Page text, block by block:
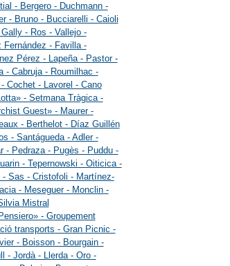
- Bergero - Duchmann -
- Bruno - Bucciarelli - Caioli
- Ros - Vallejo -
Fernández - Favilla -
Pérez - Lapeña - Pastor -
- Cabruja - Roumilhac -
Cochet - Lavorel - Cano
- Setmana Tràgica -
Guest» - Maurer -
- Berthelot - Díaz Guillén
- Santágueda - Adler -
- Pedraza - Pugès - Puddu -
- Tepernowski - Oiticica -
Sas - Cristofoli - Martínez-
- Meseguer - Monclin -
Mistral
- Groupement
transports - Gran Picnic -
- Boisson - Bourgain -
- Jordà - Llerda - Oro -